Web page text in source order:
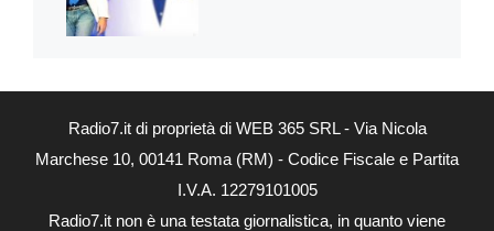
Radio7.it di proprietà di WEB 365 SRL - Via Nicola
Marchese 10, 00141 Roma (RM) - Codice Fiscale e Partita
I.V.A. 12279101005
Radio7.it non è una testata giornalistica, in quanto viene